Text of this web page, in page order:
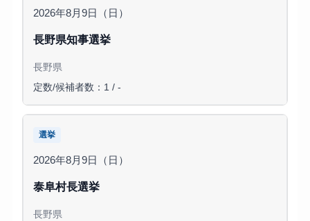
2026年8月9日（日）
長野県知事選挙
長野県
定数/候補者数：1 / -
選挙
2026年8月9日（日）
泰阜村長選挙
長野県